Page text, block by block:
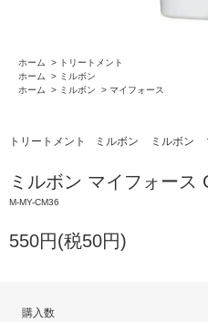
ホーム > トリートメント
ホーム
> ミルボン
ホーム
> ミルボン > マイフォース
トリートメント ミルボン ミルボン
ミルボン マイフォース
M-MY-CM36
550円(税50円)
購入数